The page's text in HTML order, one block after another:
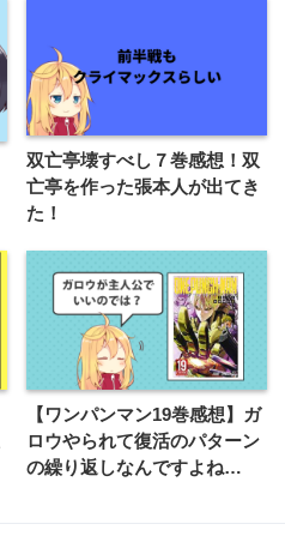
双亡亭壊すべし７巻感想！双
亡亭を作った張本人が出てき
た！
【ワンパンマン19巻感想】ガ
ロウやられて復活のパターン
の繰り返しなんですよね…